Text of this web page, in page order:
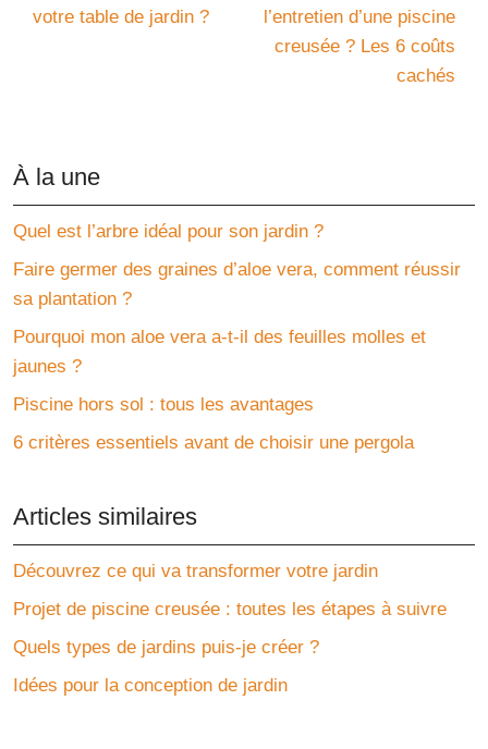
votre table de jardin ?
l’entretien d’une piscine
creusée ? Les 6 coûts
cachés
À la une
Quel est l’arbre idéal pour son jardin ?
Faire germer des graines d’aloe vera, comment réussir
sa plantation ?
Pourquoi mon aloe vera a-t-il des feuilles molles et
jaunes ?
Piscine hors sol : tous les avantages
6 critères essentiels avant de choisir une pergola
Articles similaires
Découvrez ce qui va transformer votre jardin
Projet de piscine creusée : toutes les étapes à suivre
Quels types de jardins puis-je créer ?
Idées pour la conception de jardin